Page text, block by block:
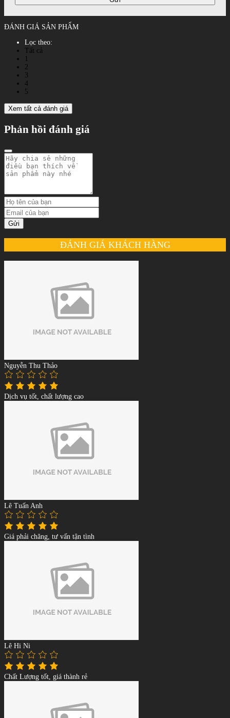
ĐÁNH GIÁ SẢN PHẨM
Lọc theo:
Tất cả
2
3
4
5
Xem tất cả đánh giá
Phản hồi đánh giá
Gửi
ĐÁNH GIÁ KHÁCH HÀNG
Nguyễn Thu Thảo
Dịch vụ tốt, chất lượng cao
Lê Tuấn Anh
Giá phải chăng, tư vấn tận tình
Lê Hi Ni
Chất Lượng tốt, giá thành rẻ